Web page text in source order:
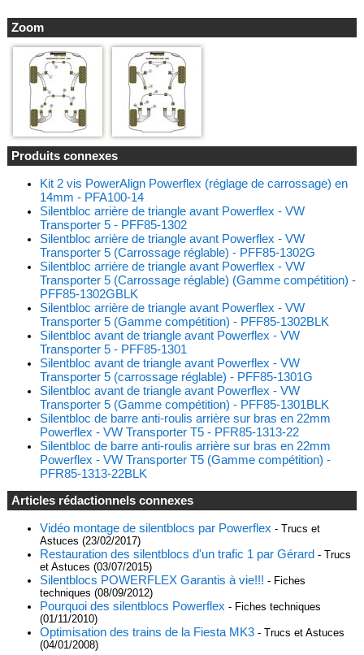
Zoom
Produits connexes
Kit 2 vis PowerAlign Powerflex (réglage de carrossage) en
14mm - PFA100-14
Silentbloc arrière de triangle avant Powerflex - VW
Transporter 5 - PFF85-1302
Silentbloc arrière de triangle avant Powerflex - VW
Transporter 5 (Carrossage réglable) - PFF85-1302G
Silentbloc arrière de triangle avant Powerflex - VW
Transporter 5 (Carrossage réglable) (Gamme compétition) -
PFF85-1302GBLK
Silentbloc arrière de triangle avant Powerflex - VW
Transporter 5 (Gamme compétition) - PFF85-1302BLK
Silentbloc avant de triangle avant Powerflex - VW
Transporter 5 - PFF85-1301
Silentbloc avant de triangle avant Powerflex - VW
Transporter 5 (carrossage réglable) - PFF85-1301G
Silentbloc avant de triangle avant Powerflex - VW
Transporter 5 (Gamme compétition) - PFF85-1301BLK
Silentbloc de barre anti-roulis arrière sur bras en 22mm
Powerflex - VW Transporter T5 - PFR85-1313-22
Silentbloc de barre anti-roulis arrière sur bras en 22mm
Powerflex - VW Transporter T5 (Gamme compétition) -
PFR85-1313-22BLK
Articles rédactionnels connexes
Vidéo montage de silentblocs par Powerflex - Trucs et
Astuces (23/02/2017)
Restauration des silentblocs d'un trafic 1 par Gérard - Trucs
et Astuces (03/07/2015)
Silentblocs POWERFLEX Garantis à vie!!! - Fiches
techniques (08/09/2012)
Pourquoi des silentblocs Powerflex - Fiches techniques
(01/11/2010)
Optimisation des trains de la Fiesta MK3- Trucs et Astuces
(04/01/2008)